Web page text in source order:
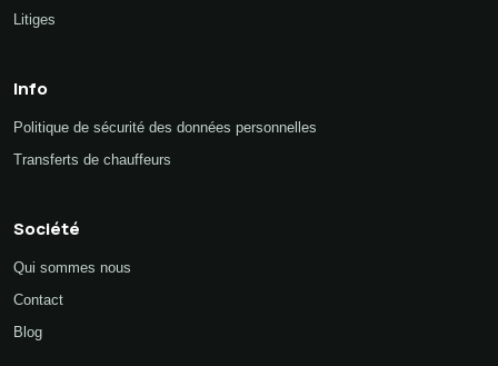
Litiges
Info
Politique de sécurité des données personnelles
Transferts de chauffeurs
Société
Qui sommes nous
Contact
Blog